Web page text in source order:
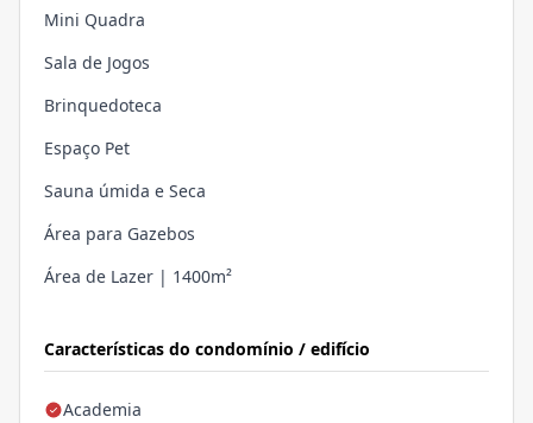
Características do condomínio / edifício
Academia
Mini Quadra
Sala de Jogos
Brinquedoteca
Espaço Pet
Sauna úmida e Seca
Área para Gazebos
Área de Lazer | 1400m²